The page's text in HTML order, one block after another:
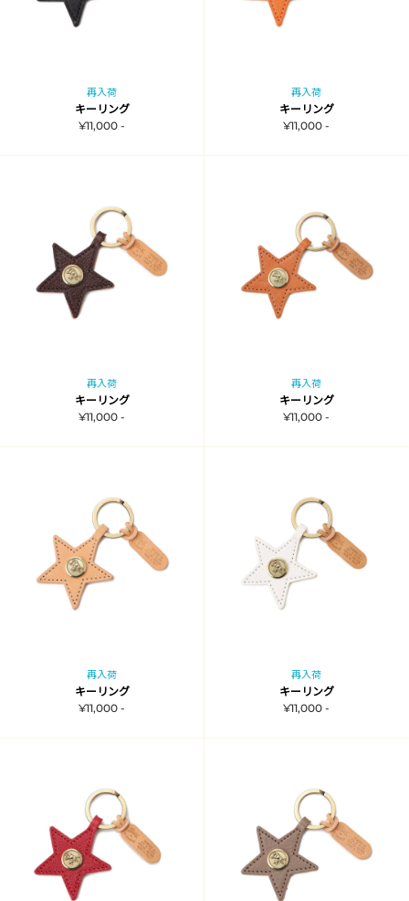
再入荷
キーリング
¥11,000 -
再入荷
キーリング
¥11,000 -
再入荷
キーリング
¥11,000 -
再入荷
キーリング
¥11,000 -
再入荷
キーリング
¥11,000 -
再入荷
キーリング
¥11,000 -